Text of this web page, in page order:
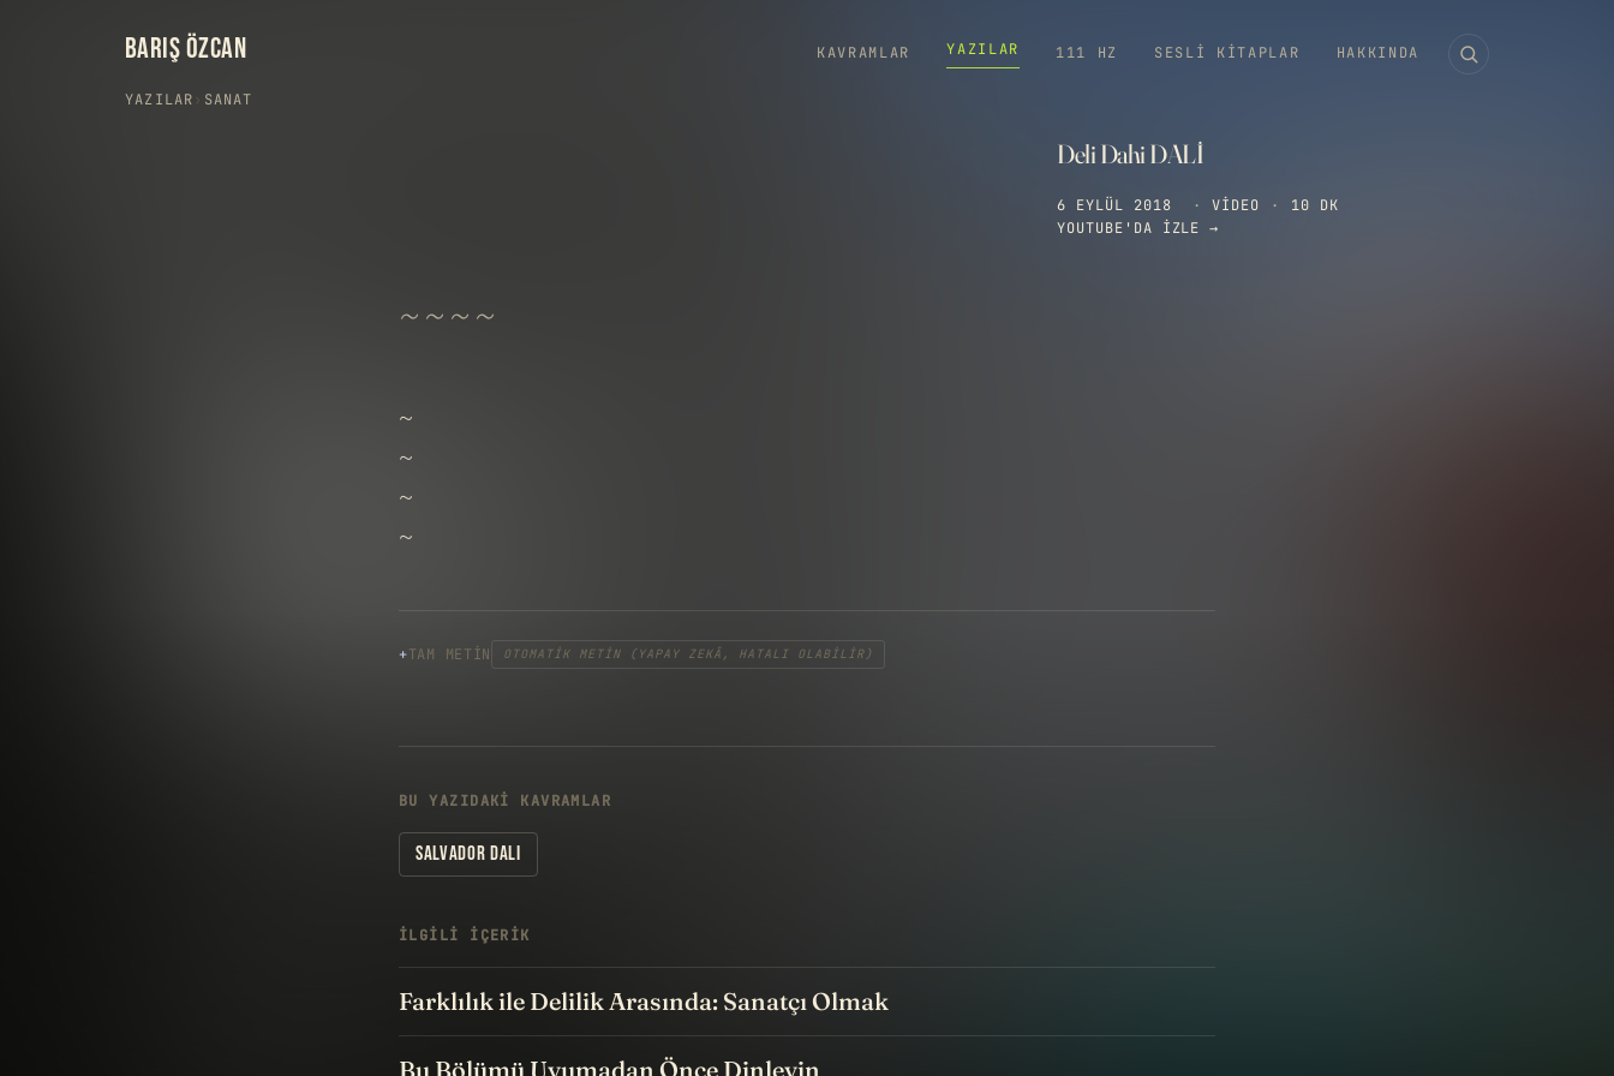
BARIŞ ÖZCAN KAVRAMLAR YAZILAR 111 HZ SESLI KITAPLAR HAKKINDA
YAZILAR › SANAT
Deli Dahi DALİ
6 EYLÜL 2018 · VIDEO ·
10 DK
YOUTUBE'DA IZLE →
~ ~ ~ ~
~
~
~
~
TAM METIN OTOMATIK METIN (YAPAY ZEKÂ, HATALI OLABILIR)
BU YAZIDAKI KAVRAMLAR
SALVADOR DALI
İLGILI IÇERIK
Farklılık ile Delilik Arasında: Sanatçı Olmak
Bu Bölümü Uyumadan Önce Dinleyin